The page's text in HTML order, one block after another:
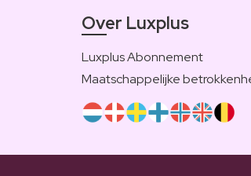
Over Luxplus
Luxplus Abonnement
Maatschappelijke